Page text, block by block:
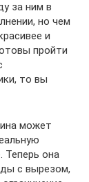
за ним в
но чем
и
пройти
то вы
может
Теперь она
с вырезом,